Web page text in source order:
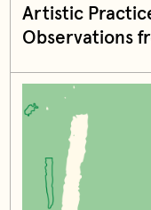
Artistic
Observations